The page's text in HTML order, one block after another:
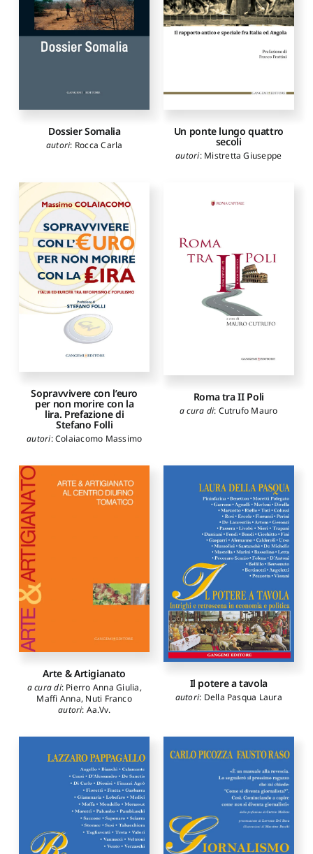
Dossier Somalia
autori: Rocca Carla
Un ponte lungo quattro
secoli
autori: Mistretta Giuseppe
Sopravvivere con l’euro
per non morire con la
lira. Prefazione di
Stefano Folli
autori:Colaiacomo Massimo
Roma tra II Poli
a cura di: Cutrufo Mauro
Arte & Artigianato
a cura di: Pierro Anna Giulia,
Maffi Anna, Nuti Franco
autori: Aa.Vv.
Il potere a tavola
autori: Della Pasqua Laura